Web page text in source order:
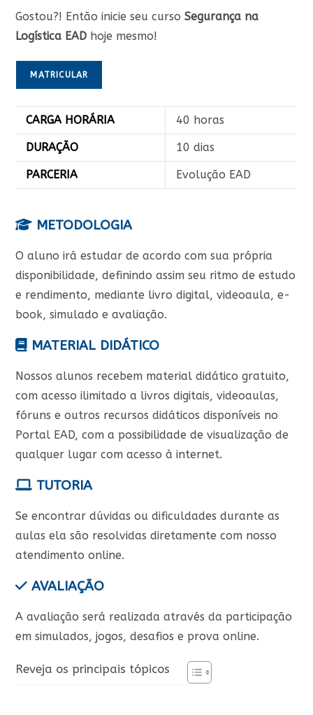
Gostou?! Então inicie seu cursoSegurança na
Logística EAD hoje mesmo!
MATRICULAR
CARGA HORÁRIA 40 horas
DURAÇÃO 10 dias
PARCERIA Evolução EAD
METODOLOGIA
O aluno irá estudar de acordo com sua própria
disponibilidade, definindo assim seu ritmo de estudo
e rendimento, mediante livro digital, videoaula, e-
book, simulado e avaliação.
MATERIAL DIDÁTICO
Nossos alunos recebem material didático gratuito,
com acesso ilimitado a livros digitais, videoaulas,
fóruns e outros recursos didáticos disponíveis no
Portal EAD, com a possibilidade de visualização de
qualquer lugar com acesso à internet.
TUTORIA
Se encontrar dúvidas ou dificuldades durante as
aulas ela são resolvidas diretamente com nosso
atendimento online.
AVALIAÇÃO
A avaliação será realizada através da participação
em simulados, jogos, desafios e prova online.
Reveja os principais tópicos